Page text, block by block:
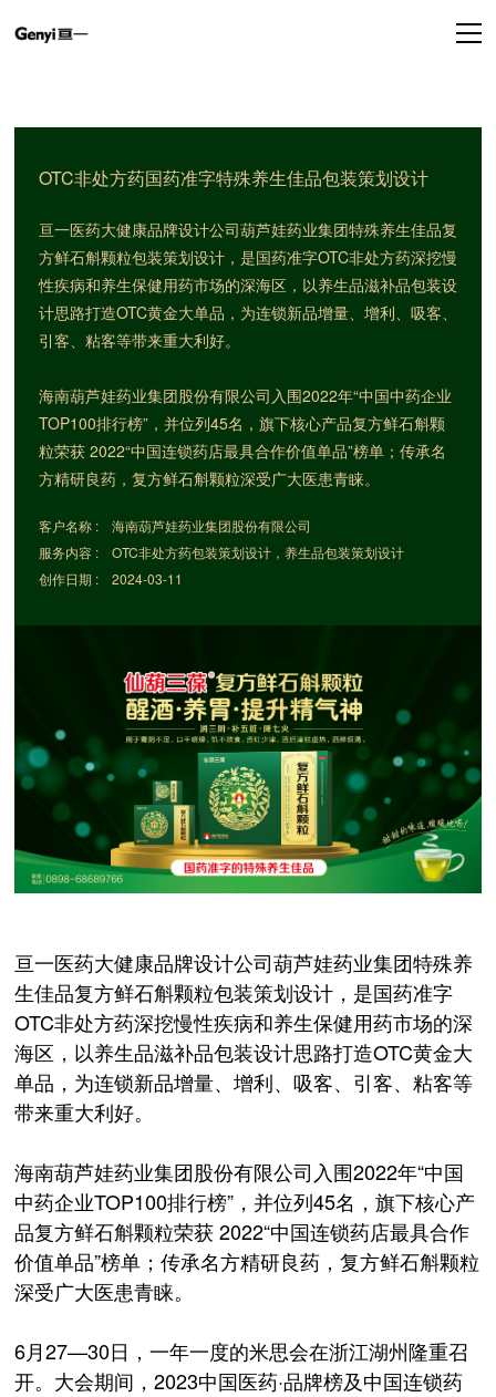
OTC非处方药国药准字特殊养生佳品包装策划设计
亘一医药大健康品牌设计公司葫芦娃药业集团特殊养生佳品复
方鲜石斛颗粒包装策划设计，是国药准字OTC非处方药深挖慢
性疾病和养生保健用药市场的深海区，以养生品滋补品包装设
计思路打造OTC黄金大单品，为连锁新品增量、增利、吸客、
引客、粘客等带来重大利好。
海南葫芦娃药业集团股份有限公司入围2022年“中国中药企业
TOP100排行榜”，并位列45名，旗下核心产品复方鲜石斛颗
粒荣获 2022“中国连锁药店最具合作价值单品”榜单；传承名
方精研良药，复方鲜石斛颗粒深受广大医患青睐。
客户名称 : 海南葫芦娃药业集团股份有限公司
服务内容 : OTC非处方药包装策划设计，养生品包装策划设计
创作日期 : 2024-03-11
亘一医药大健康品牌设计公司葫芦娃药业集团特殊养
生佳品复方鲜石斛颗粒包装策划设计，是国药准字
OTC非处方药深挖慢性疾病和养生保健用药市场的深
海区，以养生品滋补品包装设计思路打造OTC黄金大
单品，为连锁新品增量、增利、吸客、引客、粘客等
带来重大利好。
海南葫芦娃药业集团股份有限公司入围2022年“中国
中药企业TOP100排行榜”，并位列45名，旗下核心产
品复方鲜石斛颗粒荣获 2022“中国连锁药店最具合作
价值单品”榜单；传承名方精研良药，复方鲜石斛颗粒
深受广大医患青睐。
6月27—30日，一年一度的米思会在浙江湖州隆重召
开。大会期间，2023中国医药·品牌榜及中国连锁药